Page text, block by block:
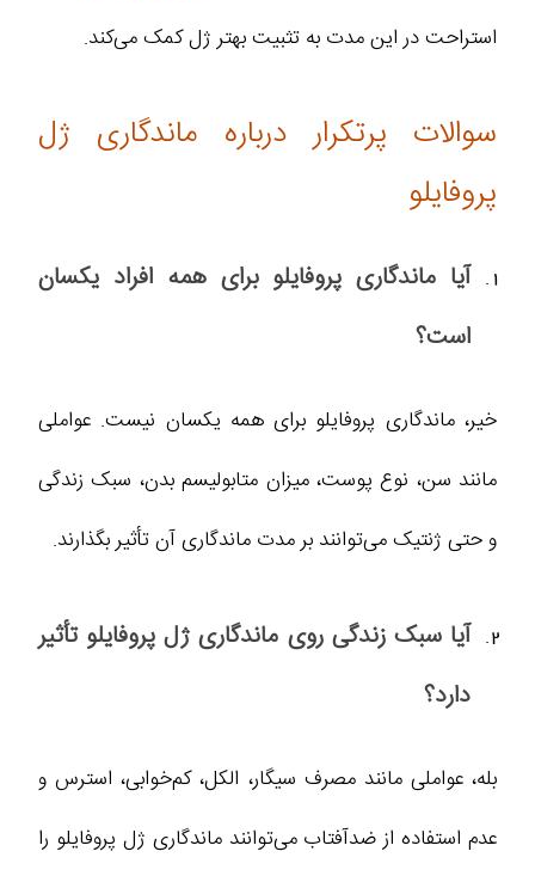
استراحت در این مدت به تثبیت بهتر ژل کمک می‌کند.
سوالات پرتکرار درباره ماندگاری ژل
پروفایلو
آیا ماندگاری پروفایلو برای همه افراد یکسان
است؟
خیر، ماندگاری پروفایلو برای همه یکسان نیست. عواملی
مانند سن، نوع پوست، میزان متابولیسم بدن، سبک زندگی
و حتی ژنتیک می‌توانند بر مدت ماندگاری آن تأثیر بگذارند.
آیا سبک زندگی روی ماندگاری ژل پروفایلو تأثیر
دارد؟
بله، عواملی مانند مصرف سیگار، الکل، کم‌خوابی، استرس و
عدم استفاده از ضدآفتاب می‌توانند ماندگاری ژل پروفایلو را